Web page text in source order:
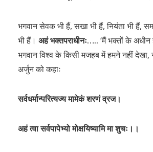
भगवान सेवक भी हैं, सखा भी हैं, नियंता भी हैं,
भी हैं। अहं भक्तपराधीनः….. ‘मैं भक्तों के
भगवान विश्व के किसी मजहब में हमने नहीं देखा,
अर्जुन को कहाः
सर्वधर्मान्परित्यज्य मामेकं शरणं व्रज।
अहं त्वा सर्वपापेभ्यो मोक्षयिष्यामि मा शुचः।।